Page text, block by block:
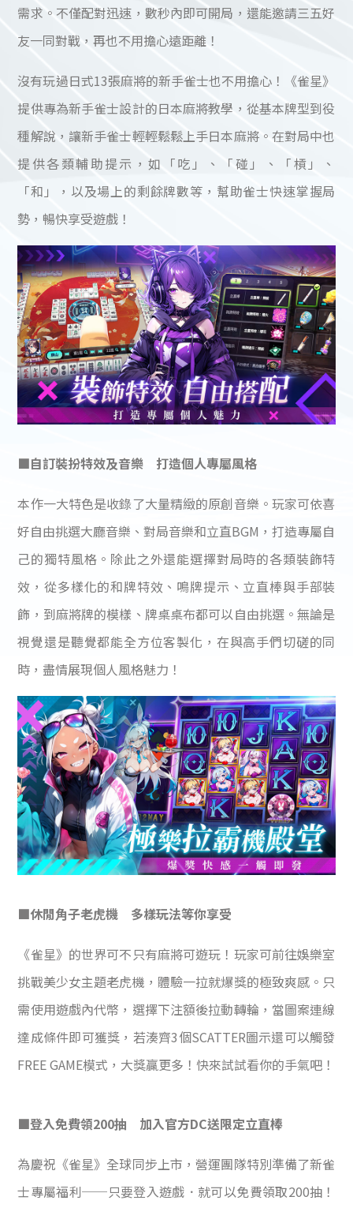
需求。不僅配對迅速，數秒內即可開局，還能邀請三五好
友一同對戰，再也不用擔心遠距離！
沒有玩過日式13張麻將的新手雀士也不用擔心！《雀星》
提供專為新手雀士設計的日本麻將教學，從基本牌型到役
種解說，讓新手雀士輕輕鬆鬆上手日本麻將。在對局中也
提供各類輔助提示，如「吃」、「碰」、「槓」、
「和」，以及場上的剩餘牌數等，幫助雀士快速掌握局
勢，暢快享受遊戲！
■自訂裝扮特效及音樂 打造個人專屬風格
本作一大特色是收錄了大量精緻的原創音樂。玩家可依喜
好自由挑選大廳音樂、對局音樂和立直BGM，打造專屬自
己的獨特風格。除此之外還能選擇對局時的各類裝飾特
效，從多樣化的和牌特效、鳴牌提示、立直棒與手部裝
飾，到麻將牌的模樣、牌桌桌布都可以自由挑選。無論是
視覺還是聽覺都能全方位客製化，在與高手們切磋的同
時，盡情展現個人風格魅力！
■休閒角子老虎機 多樣玩法等你享受
《雀星》的世界可不只有麻將可遊玩！玩家可前往娛樂室
挑戰美少女主題老虎機，體驗一拉就爆獎的極致爽感。只
需使用遊戲內代幣，選擇下注額後拉動轉輪，當圖案連線
達成條件即可獲獎，若湊齊3個SCATTER圖示還可以觸發
FREE GAME模式，大獎贏更多！快來試試看你的手氣吧！
■登入免費領200抽 加入官方DC送限定立直棒
為慶祝《雀星》全球同步上市，營運團隊特別準備了新雀
士專屬福利──只要登入遊戲．就可以免費領取200抽！